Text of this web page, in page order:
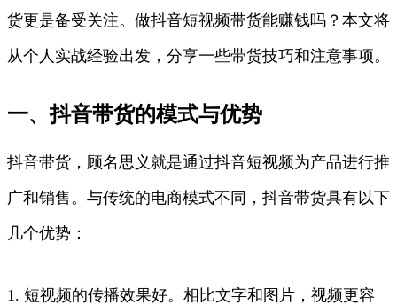
货更是备受关注。做抖音短视频带货能赚钱吗？本文将
从个人实战经验出发，分享一些带货技巧和注意事项。
一、抖音带货的模式与优势
抖音带货，顾名思义就是通过抖音短视频为产品进行推
广和销售。与传统的电商模式不同，抖音带货具有以下
几个优势：
1. 短视频的传播效果好。相比文字和图片，视频更容